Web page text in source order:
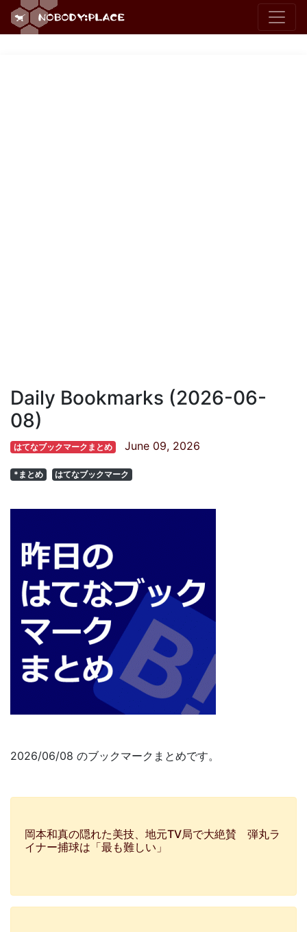
Daily Bookmarks (2026-06-
08)
はてなブックマークまとめ June 09, 2026
*まとめ はてなブックマーク
2026/06/08 のブックマークまとめです。
岡本和真の隠れた美技、地元TV局で大絶賛 弾丸ラ
イナー捕球は「最も難しい」